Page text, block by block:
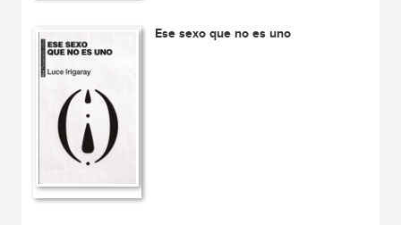
Ese sexo que no es uno